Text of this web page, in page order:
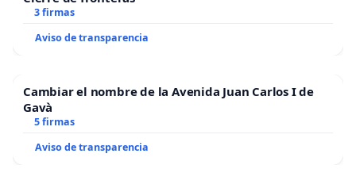
3 firmas
Aviso de transparencia
Cambiar el nombre de la Avenida Juan Carlos I de
Gavà
5 firmas
Aviso de transparencia